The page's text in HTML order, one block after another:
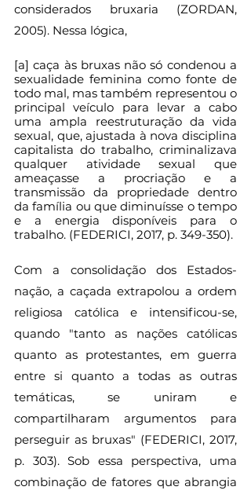
considerados bruxaria (ZORDAN,
2005). Nessa lógica,
[a] caça às bruxas não só condenou a
sexualidade feminina como fonte de
todo mal, mas também representou o
principal veículo para levar a cabo
uma ampla reestruturação da vida
sexual, que, ajustada à nova disciplina
capitalista do trabalho, criminalizava
qualquer atividade sexual que
ameaçasse a procriação e a
transmissão da propriedade dentro
da família ou que diminuísse o tempo
e a energia disponíveis para o
trabalho. (FEDERICI, 2017, p. 349-350).
Com a consolidação dos Estados-
nação, a caçada extrapolou a ordem
religiosa católica e intensificou-se,
quando "tanto as nações católicas
quanto as protestantes, em guerra
entre si quanto a todas as outras
temáticas, se uniram e
compartilharam argumentos para
perseguir as bruxas" (FEDERICI, 2017,
p. 303). Sob essa perspectiva, uma
combinação de fatores que abrangia